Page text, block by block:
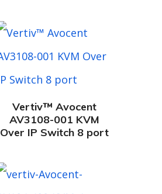
Vertiv™ Avocent
AV3108-001 KVM
Over IP Switch 8 port